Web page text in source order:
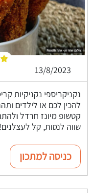
13/8/2023
להכין לכם או לילדים
קטשופ מיונז חרדל
שווה לנסות, קל לעצלנים!
כניסה למתכון